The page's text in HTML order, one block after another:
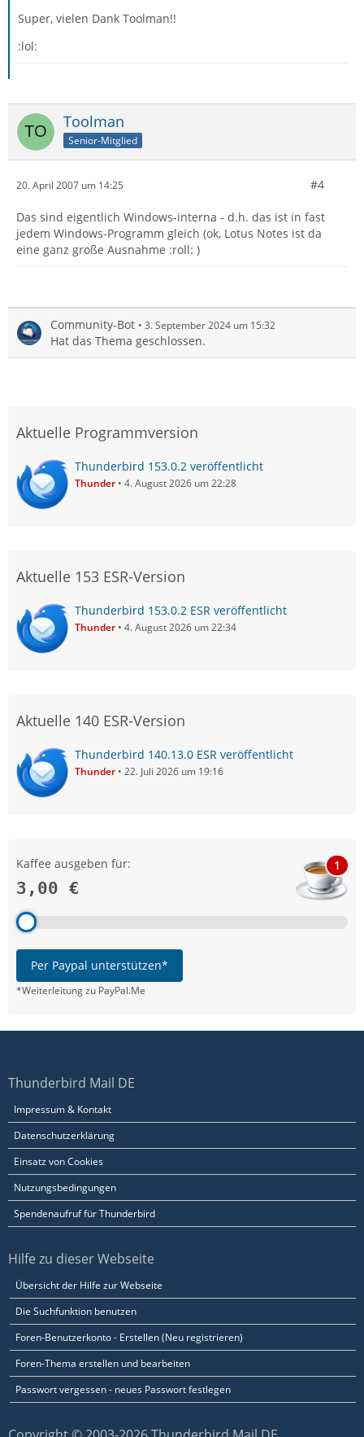
Super, vielen Dank Toolman!!
:lol:
Toolman
Senior-Mitglied
20. April 2007 um 14:25 #4
Das sind eigentlich Windows-interna - d.h. das ist in fast
jedem Windows-Programm gleich (ok, Lotus Notes ist da
eine ganz große Ausnahme :roll: )
Community-Bot 3. September 2024 um 15:32
Hat das Thema geschlossen.
Aktuelle Programmversion
Thunderbird 153.0.2 veröffentlicht
Thunder 4. August 2026 um 22:28
Aktuelle 153 ESR-Version
Thunderbird 153.0.2 ESR veröffentlicht
Thunder 4. August 2026 um 22:34
Aktuelle 140 ESR-Version
Thunderbird 140.13.0 ESR veröffentlicht
Thunder 22. Juli 2026 um 19:16
Kaffee ausgeben für:
3,00 €
1
Per Paypal unterstützen*
*Weiterleitung zu PayPal.Me
Thunderbird Mail DE
Impressum & Kontakt
Datenschutzerklärung
Einsatz von Cookies
Nutzungsbedingungen
Spendenaufruf für Thunderbird
Hilfe zu dieser Webseite
Übersicht der Hilfe zur Webseite
Die Suchfunktion benutzen
Foren-Benutzerkonto - Erstellen (Neu registrieren)
Foren-Thema erstellen und bearbeiten
Passwort vergessen - neues Passwort festlegen